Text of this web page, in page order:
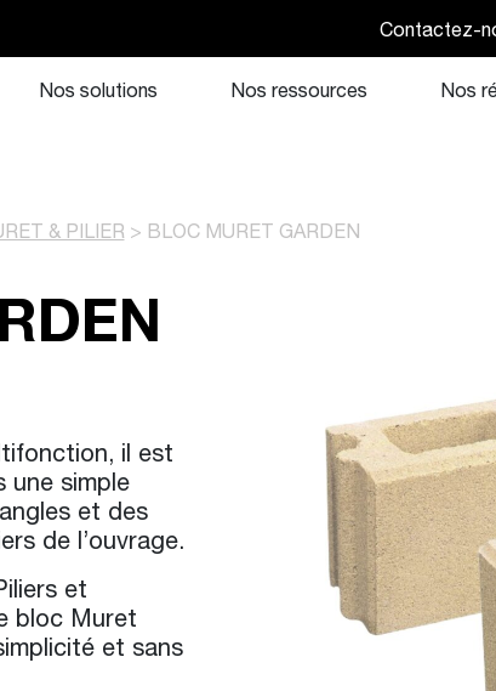
Contactez-
Nos solutions Nos ressources Nos
& PILIER > BLOC MURET GARDEN
il est
une simple
et des
de l’ouvrage.
et
bloc Muret
et sans